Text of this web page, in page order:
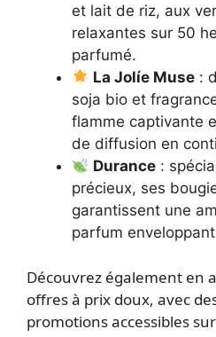
et lait de riz, aux
relaxantes sur 50
parfumé.
La Jolíe Muse :
soja bio et
flamme captivante
de diffusion en
Durance :
précieux, ses
garantissent une
parfum
Découvrez également en
offres à prix doux, avec
promotions accessibles sur